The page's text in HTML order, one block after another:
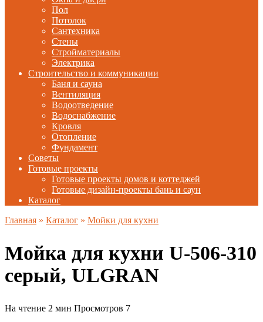
Пол
Потолок
Сантехника
Стены
Стройматериалы
Электрика
Строительство и коммуникации
Баня и сауна
Вентиляция
Водоотведение
Водоснабжение
Кровля
Отопление
Фундамент
Советы
Готовые проекты
Готовые проекты домов и коттеджей
Готовые дизайн-проекты бань и саун
Каталог
Главная » Каталог » Мойки для кухни
Мойка для кухни U-506-310
серый, ULGRAN
На чтение 2 мин Просмотров 7